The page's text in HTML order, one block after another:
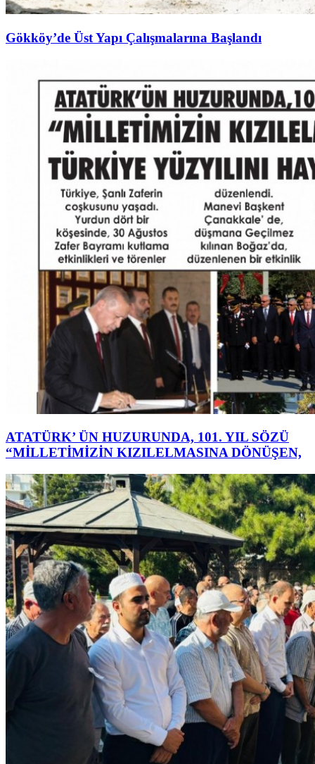
Gökköy’de Üst Yapı Çalışmalarına Başlandı
ATATÜRK’ ÜN HUZURUNDA, 101. YIL SÖZÜ
“MİLLETİMİZİN KIZILELMASINA DÖNÜŞEN,